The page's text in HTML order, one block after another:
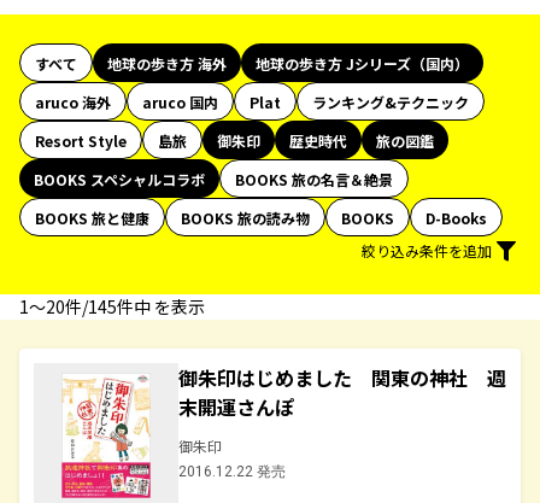
すべて 地球の歩き方 海外
地球の歩き方 Jシリーズ（国内）
aruco 海外
aruco 国内 Plat
ランキング&テクニック
Resort Style
島旅 御朱印 歴史時代
旅の図鑑
BOOKS スペシャルコラボ
BOOKS 旅の名言＆絶景
BOOKS 旅と健康
BOOKS 旅の読み物 BOOKS
D-Books
絞り込み条件を追加
1〜20件/145件中 を表示
御朱印はじめました 関東の神社 週
末開運さんぽ
御朱印
2016.12.22 発売